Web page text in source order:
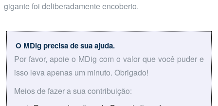
gigante foi deliberadamente encoberto.
O MDig precisa de sua ajuda.
Por favor, apoie o MDig com o valor que você puder e
isso leva apenas um minuto. Obrigado!
Meios de fazer a sua contribuição: